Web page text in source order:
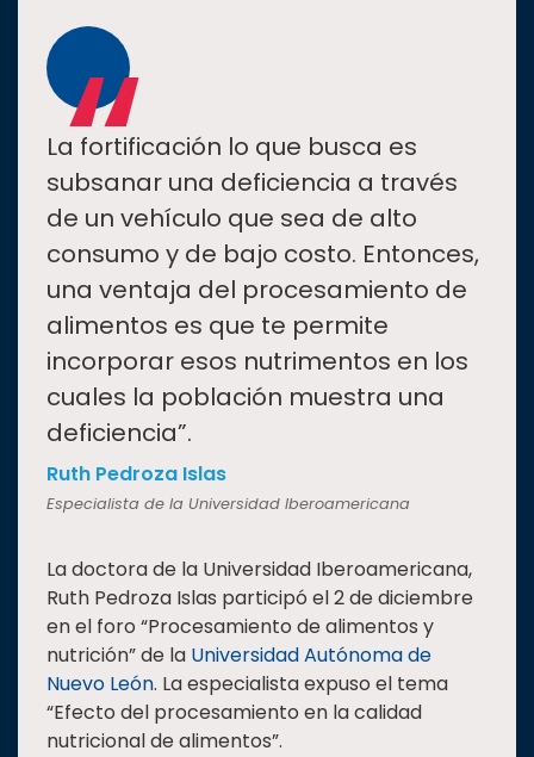
“
La fortificación lo que busca es
subsanar una deficiencia a través
de un vehículo que sea de alto
consumo y de bajo costo. Entonces,
una ventaja del procesamiento de
alimentos es que te permite
incorporar esos nutrimentos en los
cuales la población muestra una
deficiencia”.
Ruth Pedroza Islas
Especialista de la Universidad Iberoamericana
La doctora de la Universidad Iberoamericana,
Ruth Pedroza Islas participó el 2 de diciembre
en el foro “Procesamiento de alimentos y
nutrición” de la Universidad Autónoma de
Nuevo León. La especialista expuso el tema
“Efecto del procesamiento en la calidad
nutricional de alimentos”.